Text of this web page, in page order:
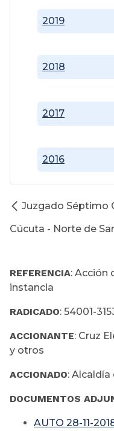
2016
2017
2018
2019
Juzgado Séptimo
Cúcuta - Norte de
REFERENCIA: Acción
instancia
RADICADO: 54001-
ACCIONANTE: Cruz
y otros
ACCIONADO:
DOCUMENTOS
AUTO 28-11-